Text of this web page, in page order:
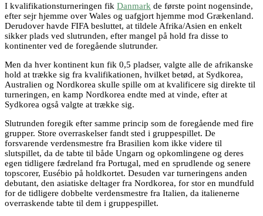
I kvalifikationsturneringen fik Danmark de første point nogensinde,
efter sejr hjemme over Wales og uafgjort hjemme mod Grækenland.
Derudover havde FIFA besluttet, at tildele Afrika/Asien en enkelt
sikker plads ved slutrunden, efter mangel på hold fra disse to
kontinenter ved de foregående slutrunder.
Men da hver kontinent kun fik 0,5 pladser, valgte alle de afrikanske
hold at trække sig fra kvalifikationen, hvilket betød, at Sydkorea,
Australien og Nordkorea skulle spille om at kvalificere sig direkte til
turneringen, en kamp Nordkorea endte med at vinde, efter at
Sydkorea også valgte at trække sig.
Slutrunden foregik efter samme princip som de foregående med fire
grupper. Store overraskelser fandt sted i gruppespillet. De
forsvarende verdensmestre fra Brasilien kom ikke videre til
slutspillet, da de tabte til både Ungarn og opkomlingene og deres
egen tidligere fædreland fra Portugal, med en sprudlende og senere
topscorer, Eusébio på holdkortet. Desuden var turneringens anden
debutant, den asiatiske deltager fra Nordkorea, for stor en mundfuld
for de tidligere dobbelte verdensmestre fra Italien, da italienerne
overraskende tabte til dem i gruppespillet.